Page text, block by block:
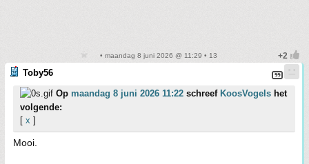
• maandag 8 juni 2026 @ 11:29 • 13
Toby56
Op maandag 8 juni 2026 11:22 schreef KoosVogels het
volgende:
[ x ]
Mooi.